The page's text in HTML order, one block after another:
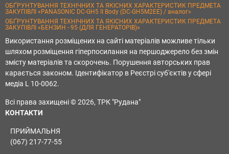
ОБҐРУНТУВАННЯ ТЕХНІЧНИХ ТА ЯКІСНИХ ХАРАКТЕРИСТИК ПРЕДМЕТА
ЗАКУПІВЛІ «PANASONIC DC-GH5 II Body (DC-GH5M2EE) / аналог»
ОБҐРУНТУВАННЯ ТЕХНІЧНИХ ТА ЯКІСНИХ ХАРАКТЕРИСТИК ПРЕДМЕТА
ЗАКУПІВЛІ «БЕНЗИН - 95 (ДЛЯ ГЕНЕРАТОРІВ)»
Використання розміщених на сайті матеріалів можливе тільки
шляхом розміщення гіперпосилання на першоджерело без змін
змісту матеріалів та скорочень. Порушення авторських прав
карається законом. Ідентифікатор в Реєстрі суб'єктів у сфері
медіа L 10-0062.
Всі права захищені © 2026, ТРК "Рудана"
КОНТАКТИ
ПРИЙМАЛЬНЯ
(067) 217-77-55